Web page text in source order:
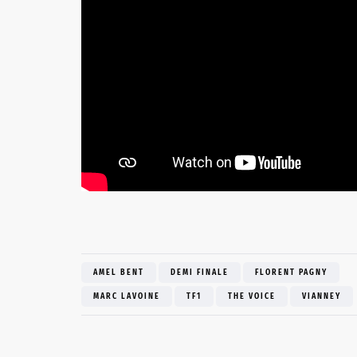
AMEL BENT DEMI FINALE FLORENT PAGNY
MARC LAVOINE TF1 THE VOICE VIANNEY